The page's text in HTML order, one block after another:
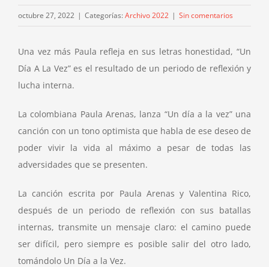
octubre 27, 2022 | Categorías: Archivo 2022 | Sin comentarios
Una vez más Paula refleja en sus letras honestidad, “Un
Día A La Vez” es el resultado de un periodo de reflexión y
lucha interna.
La colombiana Paula Arenas, lanza “Un día a la vez” una
canción con un tono optimista que habla de ese deseo de
poder vivir la vida al máximo a pesar de todas las
adversidades que se presenten.
La canción escrita por Paula Arenas y Valentina Rico,
después de un periodo de reflexión con sus batallas
internas, transmite un mensaje claro: el camino puede
ser difícil, pero siempre es posible salir del otro lado,
tomándolo Un Día a la Vez.